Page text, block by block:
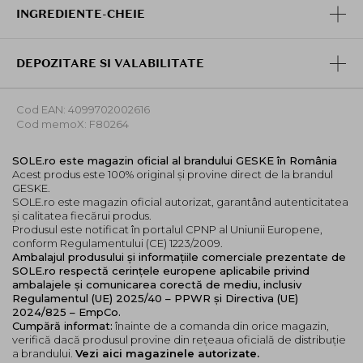
comprimati dispozitivul, asezandu-l etans peste ele.
va ca repetati aceeasi procedura in partea stanga a
buzei superioare si pe ambele parti ale buzei
Clatiti si curatati dispozitivul cu sapun delicat si apa
dupa fiecare utilizare.
Atentie!Acest produs este un dispozitiv
multifunctional destinat utilizarii cosmetice pe buze.
Este sigur pentru a fi
utilizat de pana la 2 ori pe zi, nu utilizati cu o frecventa
mai mare. Pentru siguranta maxima si rezultate ideale,
urmati intotdeauna rutina dvs. personalizata de
ingrijire a pielii, creata prin intermediul aplicatiei
GESKE.
Produsul nu este potrivit pentru utilizarea in
INGREDIENTE-CHEIE
DEPOZITARE SI VALABILITATE
Cod EAN: 4099702002616
Cod memoX: F80264
SOLE.ro este magazin oficial al brandului GESKE în România
Acest produs este 100% original și provine direct de la brandul
GESKE.
SOLE.ro este magazin oficial autorizat, garantând autenticitatea
și calitatea fiecărui produs.
Produsul este notificat în portalul CPNP al Uniunii Europene,
conform Regulamentului (CE) 1223/2009.
Ambalajul produsului și informațiile comerciale prezentate de
SOLE.ro respectă cerințele europene aplicabile privind
ambalajele și comunicarea corectă de mediu, inclusiv
Regulamentul (UE) 2025/40 – PPWR și Directiva (UE)
2024/825 – EmpCo.
Cumpără informat: înainte de a comanda din orice magazin,
verifică dacă produsul provine din rețeaua oficială de distribuție
a brandului. Vezi aici magazinele autorizate.